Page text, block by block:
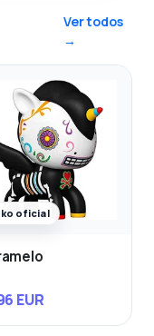
Ver todos
→
oficial
EUR